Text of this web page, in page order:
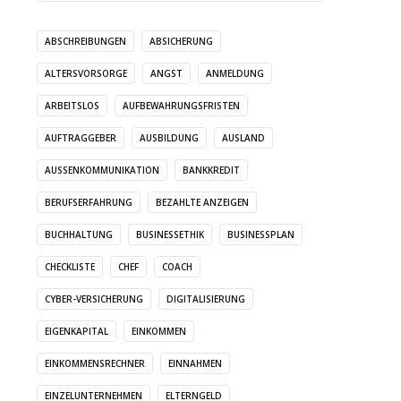
ABSCHREIBUNGEN ABSICHERUNG
ALTERSVORSORGE ANGST ANMELDUNG
ARBEITSLOS AUFBEWAHRUNGSFRISTEN
AUFTRAGGEBER AUSBILDUNG AUSLAND
AUSSENKOMMUNIKATION BANKKREDIT
BERUFSERFAHRUNG BEZAHLTE ANZEIGEN
BUCHHALTUNG BUSINESSETHIK BUSINESSPLAN
CHECKLISTE CHEF COACH
CYBER-VERSICHERUNG DIGITALISIERUNG
EIGENKAPITAL EINKOMMEN
EINKOMMENSRECHNER EINNAHMEN
EINZELUNTERNEHMEN ELTERNGELD